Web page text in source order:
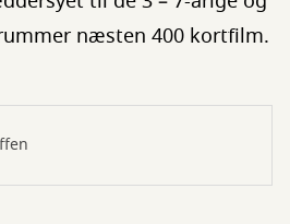
næsten 400 kortfilm.